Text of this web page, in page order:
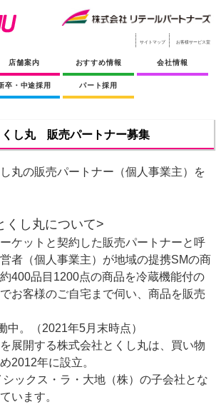
サイトマップ お客様サービス室
店舗案内 おすすめ情報 会社情報
卒・中途採用 パート採用
し丸 販売パートナー募集
丸の販売パートナー（個人事業主）を
くし丸について>
ケットと契約した販売パートナーと呼
者（個人事業主）が地域の提携SMの商
400品目1200点の商品を冷蔵機能付の
お客様のご自宅まで伺い、商品を販売
中。（2021年5月末時点）
展開する株式会社とくし丸は、買い物
2012年に設立。
ックス・ラ・大地（株）の子会社とな
います。